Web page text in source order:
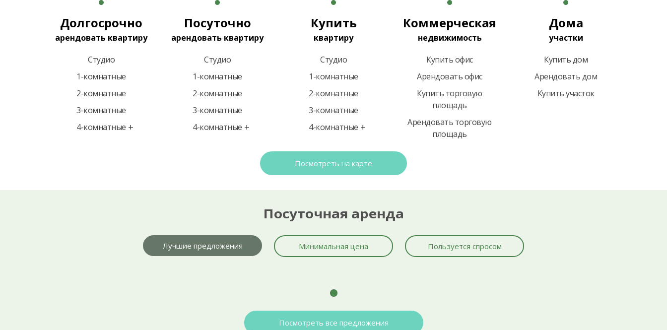
Долгосрочно
арендовать квартиру
Студио
1-комнатные
2-комнатные
3-комнатные
4-комнатные
Посуточно
арендовать квартиру
Студио
1-комнатные
2-комнатные
3-комнатные
4-комнатные
Купить
квартиру
Студио
1-комнатные
2-комнатные
3-комнатные
4-комнатные
Коммерческая
недвижимость
Купить офис
Арендовать офис
Купить торговую
площадь
Арендовать торговую
площадь
Дома
участки
Купить дом
Арендовать дом
Купить участок
Посмотреть на карте
Посуточная аренда
Лучшие предложения Минимальная цена Пользуется спросом
Посмотреть все предложения